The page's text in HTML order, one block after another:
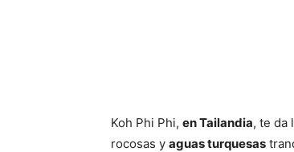
Koh Phi Phi, en Tailandia, te da
rocosas y aguas turquesas